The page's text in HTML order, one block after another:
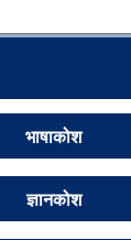
भाषाकोश
ज्ञानकोश